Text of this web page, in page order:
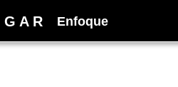
G A R Enfoque